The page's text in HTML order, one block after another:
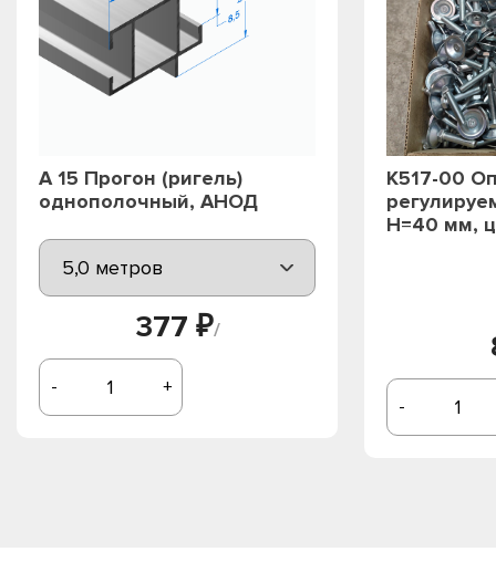
А 15 Прогон (ригель)
однополочный, АНОД
377 ₽/
- +
К517-00
Н=40 мм,
-